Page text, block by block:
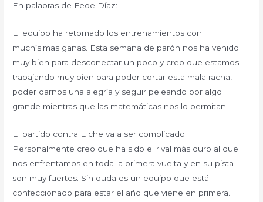
En palabras de Fede Díaz:
El equipo ha retomado los entrenamientos con
muchísimas ganas. Esta semana de parón nos ha venido
muy bien para desconectar un poco y creo que estamos
trabajando muy bien para poder cortar esta mala racha,
poder darnos una alegría y seguir peleando por algo
grande mientras que las matemáticas nos lo permitan.
El partido contra Elche va a ser complicado.
Personalmente creo que ha sido el rival más duro al que
nos enfrentamos en toda la primera vuelta y en su pista
son muy fuertes. Sin duda es un equipo que está
confeccionado para estar el año que viene en primera.